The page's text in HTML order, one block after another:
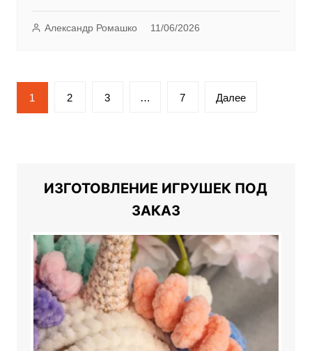
Александр Ромашко 11/06/2026
Пагинация
записей
1 2 3 … 7 Далее
ИЗГОТОВЛЕНИЕ ИГРУШЕК ПОД
ЗАКАЗ